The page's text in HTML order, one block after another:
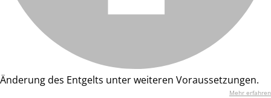
Änderung des Entgelts unter weiteren Voraussetzungen.
Mehr erfahren